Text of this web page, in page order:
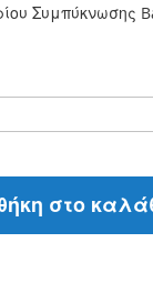
Συμπύκνωσης
στο